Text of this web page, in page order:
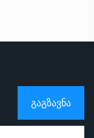
ᲒᲐᲒᲖᲐᲕᲜᲐ